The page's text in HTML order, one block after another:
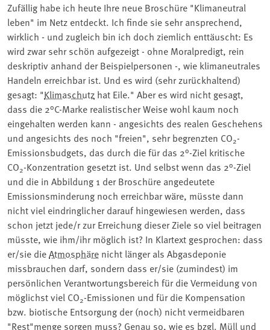
Zufällig habe ich heute Ihre neue Broschüre "Klimaneutral
leben" im Netz entdeckt. Ich finde sie sehr ansprechend,
wirklich - und zugleich bin ich doch ziemlich enttäuscht: Es
wird zwar sehr schön aufgezeigt - ohne Moralpredigt, rein
deskriptiv anhand der Beispielpersonen -, wie klimaneutrales
Handeln erreichbar ist. Und es wird (sehr zurückhaltend)
gesagt: "Klimaschutz hat Eile." Aber es wird nicht gesagt,
dass die 2°C-Marke realistischer Weise wohl kaum noch
eingehalten werden kann - angesichts des realen Geschehens
und angesichts des noch "freien", sehr begrenzten CO2-
Emissionsbudgets, das durch die für das 2°-Ziel kritische
CO2-Konzentration gesetzt ist. Und selbst wenn das 2°-Ziel
und die in Abbildung 1 der Broschüre angedeutete
Emissionsminderung noch erreichbar wäre, müsste dann
nicht viel eindringlicher darauf hingewiesen werden, dass
schon jetzt jede/r zur Erreichung dieser Ziele so viel beitragen
müsste, wie ihm/ihr möglich ist? In Klartext gesprochen: dass
er/sie dieAtmosphäre nicht länger als Abgasdeponie
missbrauchen darf, sondern dass er/sie (zumindest) im
persönlichen Verantwortungsbereich für die Vermeidung von
möglichst viel CO2-Emissionen und für die Kompensation
bzw. biotische Entsorgung der (noch) nicht vermeidbaren
"Rest"menge sorgen muss? Genau so, wie es bzgl. Müll und